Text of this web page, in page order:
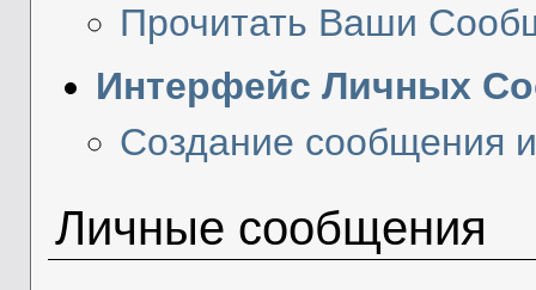
Прочитать Ваши
Интерфейс Личных
Создание сообщения
Личные сообщения